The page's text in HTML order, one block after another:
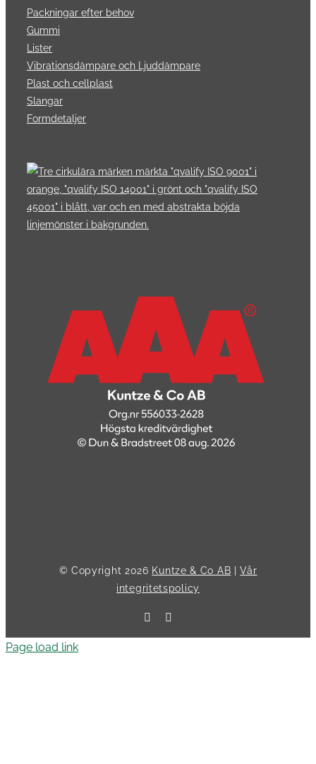
Packningar efter behov
Gummi
Lister
Vibrationsdämpare och Ljuddämpare
Plast och cellplast
Slangar
Formdetaljer
© Copyright 2026 Kuntze & Co AB |Vår
integritetspolicy
Facebook
Page load link